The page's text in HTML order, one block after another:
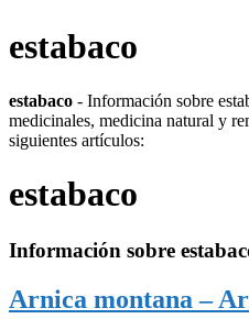
estabaco
estabaco - Información sobre
medicinales, medicina natural y
siguientes artículos:
estabaco
Información sobre
Arnica montana –